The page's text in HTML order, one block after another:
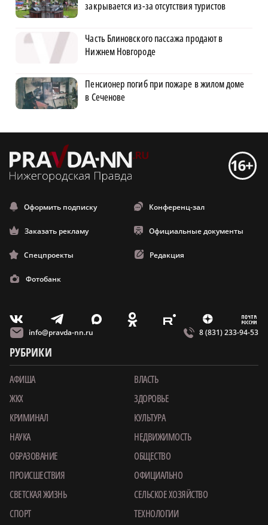
закрывается из-за отсутствия туристов
Часть Блиновского пассажа продают в
Нижнем Новгороде
Пенсионер погиб при пожаре в жилом доме
в Сеченове
Оформить подписку Конференц-зал
Заказать рекламу Официальные документы
Спецпроекты Редакция
Фотобанк
V T X O E Z m
info@pravda-nn.ru 8 (831) 233-94-53
РУБРИКИ
АФИША
ВЛАСТЬ
ЖКХ
ЗДОРОВЬЕ
КРИМИНАЛ
КУЛЬТУРА
НАУКА
НЕДВИЖИМОСТЬ
ОБРАЗОВАНИЕ
ОБЩЕСТВО
ПРОИСШЕСТВИЯ
ОФИЦИАЛЬНО
СВЕТСКАЯ ЖИЗНЬ
СЕЛЬСКОЕ ХОЗЯЙСТВО
СПОРТ
ТЕХНОЛОГИИ